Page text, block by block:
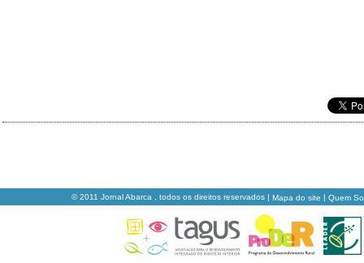
© 2011 Jornal Abarca , todos os direitos reservados | Mapa do site | Quem